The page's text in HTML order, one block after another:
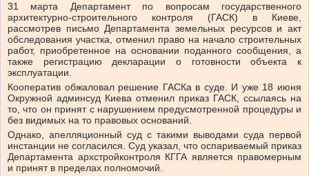
31 марта Департамент по вопросам государственного
архитектурно-строительного контроля (ГАСК) в Киеве,
рассмотрев письмо Департамента земельных ресурсов и акт
обследования участка, отменил право на начало строительных
работ, приобретенное на основании поданного сообщения, а
также регистрацию декларации о готовности объекта к
эксплуатации.
Кооператив обжаловал решение ГАСКа в суде. И уже 18 июня
Окружной админсуд Киева отменил приказ ГАСК, ссылаясь на
то, что он принят с нарушением предусмотренной процедуры и
без видимых на то правовых оснований.
Однако, апелляционный суд с такими выводами суда первой
инстанции не согласился. Суд указал, что оспариваемый приказ
Департамента архстройконтроля КГГА является правомерным
и принят в пределах полномочий.